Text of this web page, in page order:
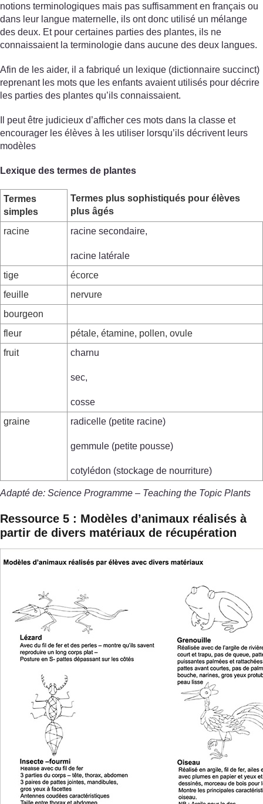
notions terminologiques mais pas suffisamment en français ou
dans leur langue maternelle, ils ont donc utilisé un mélange
des deux. Et pour certaines parties des plantes, ils ne
connaissaient la terminologie dans aucune des deux langues.
Afin de les aider, il a fabriqué un lexique (dictionnaire succinct)
reprenant les mots que les enfants avaient utilisés pour décrire
les parties des plantes qu’ils connaissaient.
Il peut être judicieux d’afficher ces mots dans la classe et
encourager les élèves à les utiliser lorsqu’ils décrivent leurs
modèles
Lexique des termes de plantes
Termes
simples
Termes plus sophistiqués pour élèves
plus âgés
racine
racine secondaire,
racine latérale
tige
écorce
feuille
nervure
bourgeon
fleur
pétale, étamine, pollen, ovule
fruit
charnu
sec,
cosse
graine
radicelle (petite racine)
gemmule (petite pousse)
cotylédon (stockage de nourriture)
Adapté de: Science Programme – Teaching the Topic Plants
Ressource 5 : Modèles d’animaux réalisés à
partir de divers matériaux de récupération